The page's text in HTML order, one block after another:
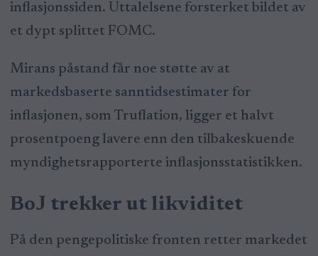
inflasjonssiden. Uttalelsene forsterket bildet av
et dypt splittet FOMC.
Mirans påstand får noe støtte av at
markedsbaserte sanntidsestimater for
inflasjonen, som Truflation, ligger et halvt
prosentpoeng lavere enn den tilbakeskuende
myndighetsrapporterte inflasjonsstatistikken.
BoJ trekker ut likviditet
På den pengepolitiske fronten retter markedet